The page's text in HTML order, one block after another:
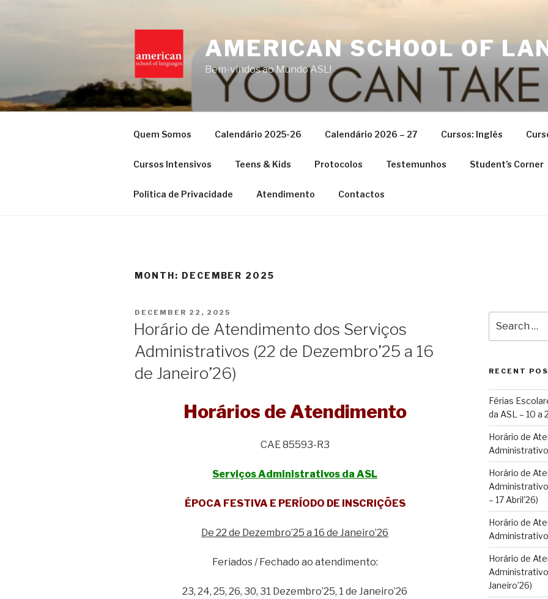
AMERICAN SCHOOL OF
Bem-vindos ao Mundo ASL!
Quem Somos Calendário 2025-26 Calendário 2026 – 27 Cursos: Inglês
Cursos Intensivos Teens & Kids Protocolos Testemunhos Student’s Corner
Política de Privacidade Atendimento Contactos
MONTH: DECEMBER 2025
POSTED
DECEMBER 22, 2025
Horário de Atendimento dos Serviços
Administrativos (22 de Dezembro’25 a 16
de Janeiro’26)
Horários de Atendimento
CAE 85593-R3
Serviços Administrativos da ASL
ÉPOCA FESTIVA E PERÍODO DE INSCRIÇÕES
De 22 de Dezembro’25 a 16 de Janeiro’26
Feriados / Fechado ao atendimento:
23, 24, 25, 26, 30, 31 Dezembro’25, 1 de Janeiro’26
for:
RECENT
Férias
da ASL – 10 a
Horário de
Horário de
– 17 Abril’26)
Horário de
Horário de
Janeiro’26)